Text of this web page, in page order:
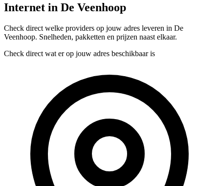
Internet in De Veenhoop
Check direct welke providers op jouw adres leveren in De
Veenhoop. Snelheden, pakketten en prijzen naast elkaar.
Check direct wat er op jouw adres beschikbaar is